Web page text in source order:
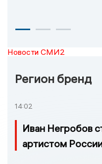
Новости СМИ2
Регион бренд
14:02
Иван Негробов
артистом